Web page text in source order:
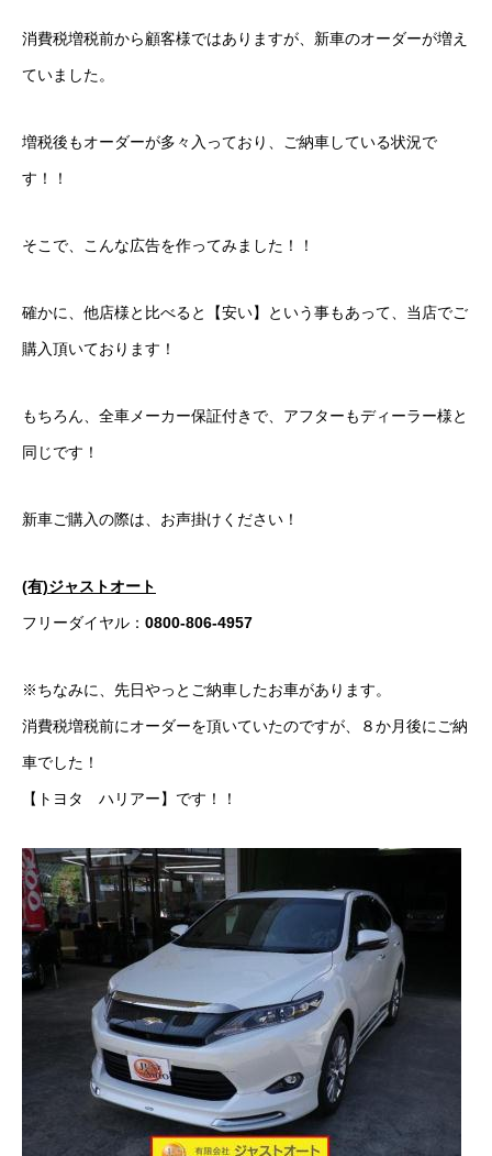
オイル交換
ジャストオートのカーリース
よくある質問
オートローン
保険ご相談
ご挨拶
会社概要
クロちゃんの独り言
ご納車
ご成約
部品取付
車磨き
整備・修理
消費税増税前から顧客様ではありますが、新車のオーダーが増え
ていました。
増税後もオーダーが多々入っており、ご納車している状況で
す！！
そこで、こんな広告を作ってみました！！
確かに、他店様と比べると【安い】という事もあって、当店でご
購入頂いております！
もちろん、全車メーカー保証付きで、アフターもディーラー様と
同じです！
新車ご購入の際は、お声掛けください！
(有)ジャストオート
フリーダイヤル： 0800-806-4957
※ちなみに、先日やっとご納車したお車があります。
消費税増税前にオーダーを頂いていたのですが、８か月後にご納
車でした！
【トヨタ ハリアー】です！！